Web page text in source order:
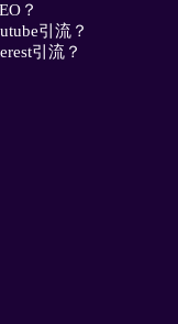
？
引流？
引流？